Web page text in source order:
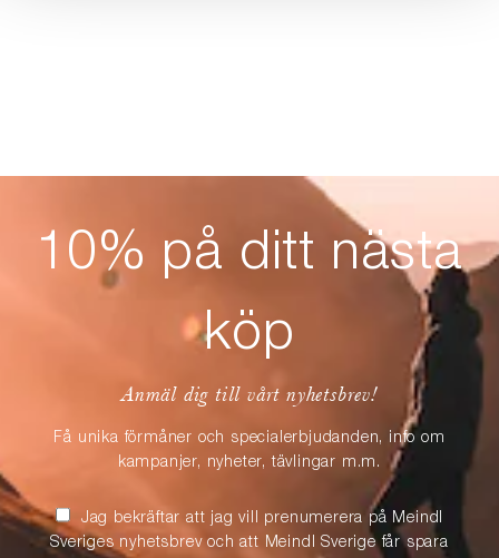
10% på ditt nästa
köp
Anmäl dig till vårt nyhetsbrev!
Få unika förmåner och specialerbjudanden, info om
kampanjer, nyheter, tävlingar m.m.
Jag bekräftar att jag vill prenumerera på Meindl
Sveriges nyhetsbrev och att Meindl Sverige får spara